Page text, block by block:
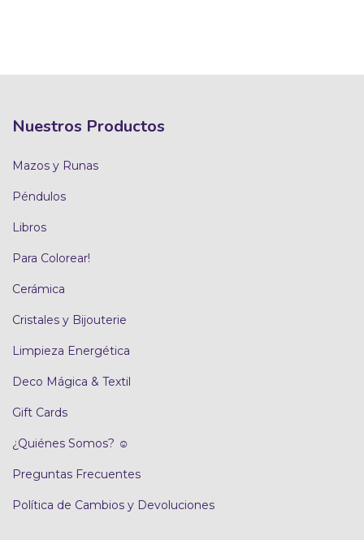
Nuestros Productos
Mazos y Runas
Péndulos
Libros
Para Colorear!
Cerámica
Cristales y Bijouterie
Limpieza Energética
Deco Mágica & Textil
Gift Cards
¿Quiénes Somos? ☺
Preguntas Frecuentes
Política de Cambios y Devoluciones